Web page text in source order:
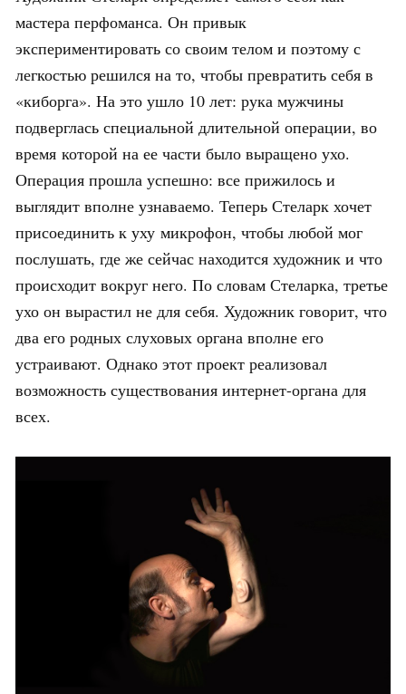
мастера перфоманса. Он привык
экспериментировать со своим телом и поэтому с
легкостью решился на то, чтобы превратить себя в
«киборга». На это ушло 10 лет: рука мужчины
подверглась специальной длительной операции, во
время которой на ее части было выращено ухо.
Операция прошла успешно: все прижилось и
выглядит вполне узнаваемо. Теперь Стеларк хочет
присоединить к уху микрофон, чтобы любой мог
послушать, где же сейчас находится художник и что
происходит вокруг него. По словам Стеларка, третье
ухо он вырастил не для себя. Художник говорит, что
два его родных слуховых органа вполне его
устраивают. Однако этот проект реализовал
возможность существования интернет-органа для
всех.